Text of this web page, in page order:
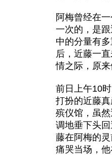
阿梅曾经在
一次的，是
中的分量有
后，近藤一
情之际，原
前日上午10
打扮的近藤
殡仪馆，虽
调地垂下头
藤在阿梅的
痛哭当场，